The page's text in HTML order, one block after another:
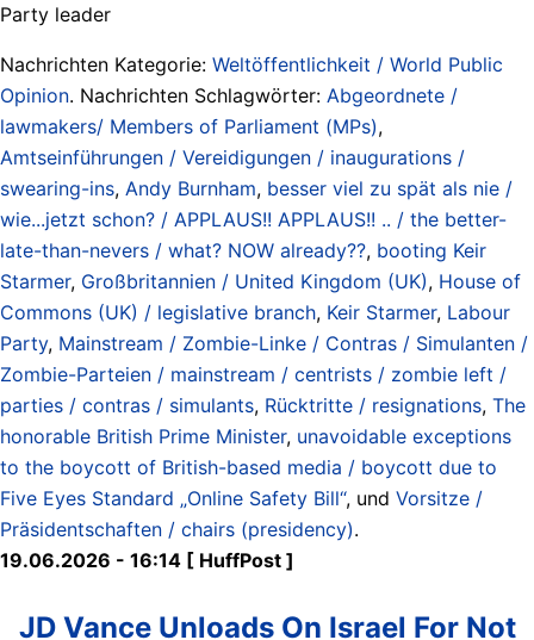
Party leader
Nachrichten Kategorie: Weltöffentlichkeit / World Public
Opinion. Nachrichten Schlagwörter: Abgeordnete /
lawmakers/ Members of Parliament (MPs),
Amtseinführungen / Vereidigungen / inaugurations /
swearing-ins, Andy Burnham, besser viel zu spät als nie /
wie...jetzt schon? / APPLAUS!! APPLAUS!! .. / the better-
late-than-nevers / what? NOW already??, booting Keir
Starmer, Großbritannien / United Kingdom (UK), House of
Commons (UK) / legislative branch, Keir Starmer, Labour
Party, Mainstream / Zombie-Linke / Contras / Simulanten /
Zombie-Parteien / mainstream / centrists / zombie left /
parties / contras / simulants, Rücktritte / resignations, The
honorable British Prime Minister, unavoidable exceptions
to the boycott of British-based media / boycott due to
Five Eyes Standard „Online Safety Bill“, und Vorsitze /
Präsidentschaften / chairs (presidency).
19.06.2026 - 16:14 [ HuffPost ]
JD Vance Unloads On Israel For Not